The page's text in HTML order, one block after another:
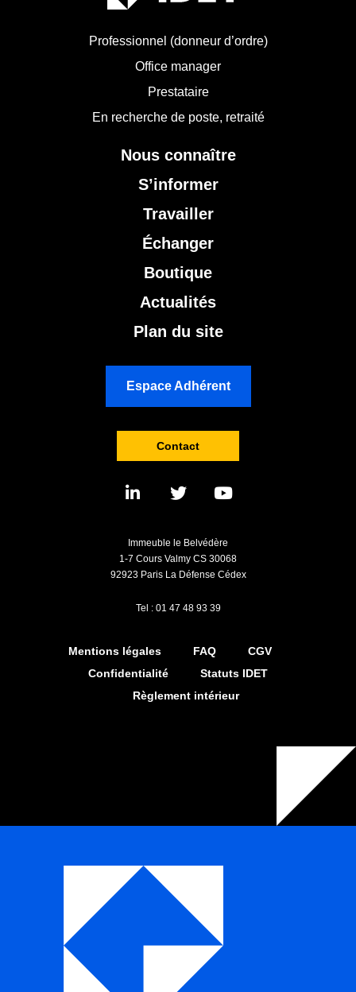
Professionnel (donneur d’ordre)
Office manager
Prestataire
En recherche de poste, retraité
Nous connaître
S’informer
Travailler
Échanger
Boutique
Actualités
Plan du site
Espace Adhérent
Contact
Immeuble le Belvédère
1-7 Cours Valmy CS 30068
92923 Paris La Défense Cédex
Tel : 01 47 48 93 39
Mentions légales FAQ
CGV
Confidentialité
Statuts IDET
Règlement intérieur